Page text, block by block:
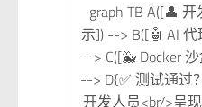
graph TB A([👤
示]) --> B([🤖 AI
--> C([🐳 Docker
--> D{✅ 测试通过
开发人员<br/>呈